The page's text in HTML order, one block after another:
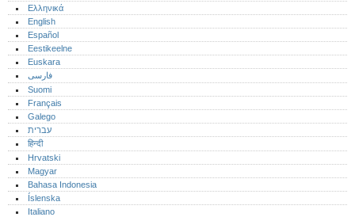
Ελληνικά
English
Español
Eestikeelne
Euskara
فارسی
Suomi
Français
Galego
עברית
हिन्दी
Hrvatski
Magyar
Bahasa Indonesia
Íslenska
Italiano